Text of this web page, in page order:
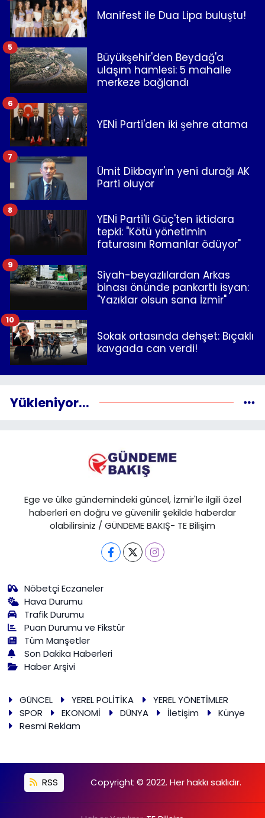
Manifest ile Dua Lipa buluştu!
Büyükşehir'den Beydağ'a
ulaşım hamlesi: 5 mahalle
merkeze bağlandı
5
YENİ Parti'den iki şehre atama
6
Ümit Dikbayır'ın yeni durağı AK
Parti oluyor
7
YENİ Parti'li Güç'ten iktidara
tepki: "Kötü yönetimin
faturasını Romanlar ödüyor"
8
Siyah-beyazlılardan Arkas
binası önünde pankartlı isyan:
"Yazıklar olsun sana İzmir"
9
Sokak ortasında dehşet: Bıçaklı
kavgada can verdi!
10
Yükleniyor...
Ege ve ülke gündemindeki güncel, İzmir'le ilgili özel
haberleri en doğru ve güvenilir şekilde haberdar
olabilirsiniz / GÜNDEME BAKIŞ- TE Bilişim
Nöbetçi Eczaneler
Hava Durumu
Trafik Durumu
Puan Durumu ve Fikstür
Tüm Manşetler
Son Dakika Haberleri
Haber Arşivi
GÜNCEL YEREL POLİTİKA
YEREL YÖNETİMLER
SPOR
EKONOMİ DÜNYA İletişim
Künye
Resmi Reklam
RSS Copyright © 2022. Her hakkı saklıdır.